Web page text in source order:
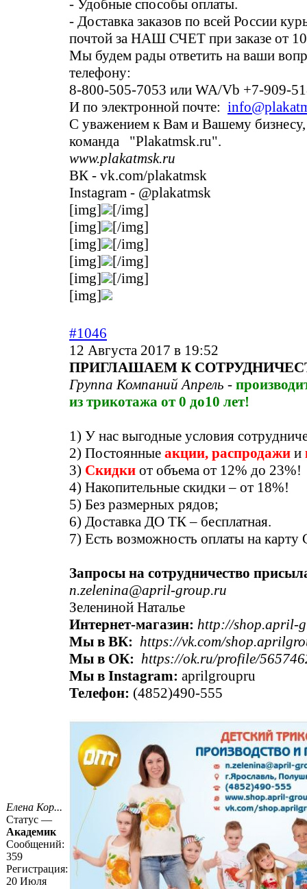
- Удобные способы оп­латы.
- Доставка заказов по всей России
почтой за НАШ СЧЕТ при заказе от
Мы будем рады ответи­ть на ваши
телефону:
8-800-505-7053 или WA/Vb +7-909-
И по электронной поч­те:
С уважением к Вам и Вашему бизнесу,
команда "Plakatmsk­.ru".
www.plakatmsk.ru
ВК - vk.com/plakatmsk
Instagram - @plakatm­sk
[img]
[/img]
[img]
[/img]
[img]
[/img]
[img]
[/img]
[img]
[/img]
[img]
Елена Кор...
Статус —
Академик
Сообщений:
359
Регистрация:
20 Июля
#1046
12 Августа 2017 в 19:52
ПРИГЛАШАЕМ К
Группа Компаний Апрель -
из трикотажа от 0 до10 лет!
1) У нас выгодные условия
2) Постоянные акции, распродажи и
3) Скидки от объема от 12% до 23%!
4) Накопительные скидки – от 18%!
5) Без размерных рядов;
6) Доставка ДО ТК – бесплатная.
7) Есть возможность оплаты на карту
Запросы на сотрудничество
n.zelenina@april-group.ru
Зелениной Наталье
Интернет-магазин: http://shop.april-
Мы в ВК: https://vk.com/
Мы в ОК: https://ok.ru/profile/
Мы в Instagram: aprilgroupru
Телефон: (4852)490-555